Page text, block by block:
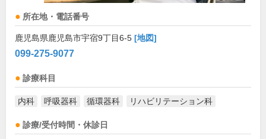
所在地・電話番号
鹿児島県鹿児島市宇宿9丁目6-5 [地図]
099-275-9077
診療科目
内科 呼吸器科 循環器科 リハビリテーション科
診療/受付時間・休診日